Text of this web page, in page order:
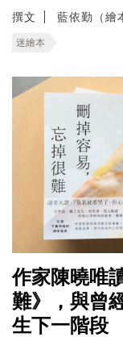
撰文 藍依勤（繪
迷繪本
作家陳曉唯
難》，與曾
生下一階段